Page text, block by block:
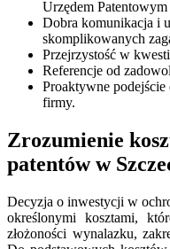
Urzędem Patentowym
Dobra komunikacja i
skomplikowanych
Przejrzystość w
Referencje od
Proaktywne podejście
firmy.
Zrozumienie
patentów w
Decyzja o inwestycji w
określonymi kosztami,
złożoności wynalazku,